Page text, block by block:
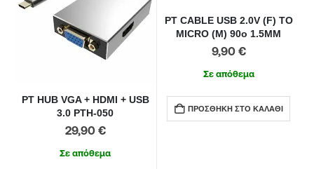
PT HUB VGA + HDMI + USB
3.0 PTH-050
29,90 €
Σε απόθεμα
PT CABLE USB 2.0V (F) TO
MICRO (M) 90o 1.5MM
9,90 €
Σε απόθεμα
ΠΡΟΣΘΉΚΗ ΣΤΟ ΚΑΛΆΘΙ